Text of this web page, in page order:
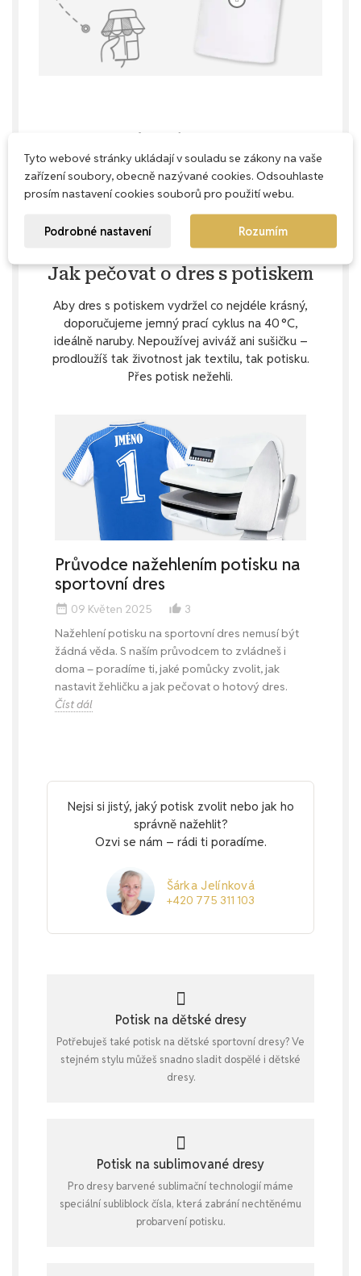
Průvodce nažehlením potisku na
sportovní dres
date_range 09 Květen 2025 thumb_up_alt 3
Nažehlení potisku na sportovní dres nemusí být
žádná věda. S naším průvodcem to zvládneš i
doma – poradíme ti, jaké pomůcky zvolit, jak
nastavit žehličku a jak pečovat o hotový dres.
Číst dál
Nažehlení čísla doma je snadné, když víš, jak na
to. V našem podrobnémPrůvodci nažehlením
správně postupovat krok za krokem. Pokud si i
přesto nebudeš jistý, rádi ti poradíme.
Jak pečovat o dres s potiskem
Aby dres s potiskem vydržel co nejdéle krásný,
doporučujeme jemný prací cyklus na 40 °C,
ideálně naruby. Nepoužívej aviváž ani sušičku –
prodloužíš tak životnost jak textilu, tak potisku.
Přes potisk nežehli.
Nejsi si jistý, jaký potisk zvolit nebo jak ho
správně nažehlit?
Ozvi se nám – rádi ti poradíme.
Šárka Jelínková
+420 775 311 103
Potisk na dětské dresy
Potřebuješ také potisk na dětské sportovní dresy? Ve
stejném stylu můžeš snadno sladit dospělé i dětské
dresy.
Potisk na sublimované dresy
Pro dresy barvené sublimační technologií máme
speciální subliblock čísla, která zabrání nechtěnému
probarvení potisku.
Tyto webové stránky ukládají v souladu se zákony na vaše
zařízení soubory, obecně nazývané cookies. Odsouhlaste
prosím nastavení cookies souborů pro použití webu.
Podrobné nastavení Rozumím